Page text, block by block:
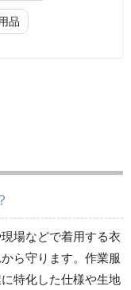
品
品
ンルーム対策用品
品
場などで着用する衣
ら守ります。作業服
特化した仕様や生地